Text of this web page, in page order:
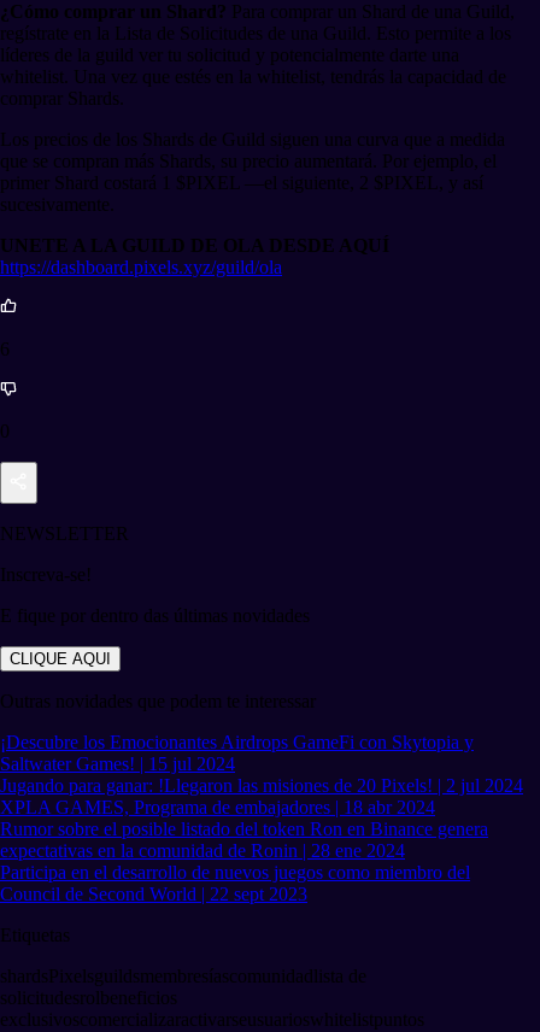
¿Cómo comprar un Shard? Para comprar un Shard de una Guild,
regístrate en la Lista de Solicitudes de una Guild. Esto permite a los
líderes de la guild ver tu solicitud y potencialmente darte una
whitelist. Una vez que estés en la whitelist, tendrás la capacidad de
comprar Shards.
Los precios de los Shards de Guild siguen una curva que a medida
que se compran más Shards, su precio aumentará. Por ejemplo, el
primer Shard costará 1 $PIXEL —el siguiente, 2 $PIXEL, y así
sucesivamente.
UNETE A LA GUILD DE OLA DESDE AQUÍ
https://dashboard.pixels.xyz/guild/ola
6
0
NEWSLETTER
Inscreva-se!
E fique por dentro das últimas novidades
CLIQUE AQUI
Outras novidades que podem te interessar
¡Descubre los Emocionantes Airdrops GameFi con Skytopia y
Saltwater Games! | 15 jul 2024
Jugando para ganar: !Llegaron las misiones de 20 Pixels! | 2 jul 2024
XPLA GAMES, Programa de embajadores | 18 abr 2024
Rumor sobre el posible listado del token Ron en Binance genera
expectativas en la comunidad de Ronin | 28 ene 2024
Participa en el desarrollo de nuevos juegos como miembro del
Council de Second World | 22 sept 2023
Etiquetas
shardsPixelsguildsmembresíascomunidadlista de
solicitudesrolbeneficios
exclusivoscomercializaractivarseusuarioswhitelistpuntos